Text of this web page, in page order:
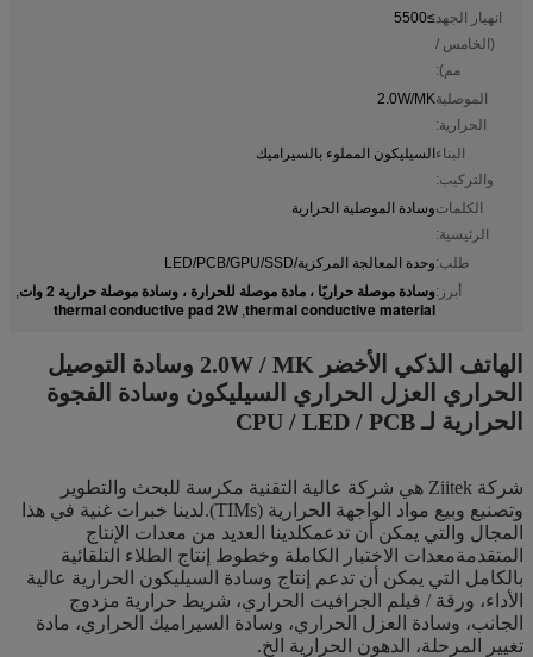
انهيار الجهد
(الخامس /
مم):
≥5500
الموصلية
الحرارية:
2.0W/MK
البناء
والتركيب:
السيليكون المملوء بالسيراميك
الكلمات
الرئيسية:
وسادة الموصلية الحرارية
طلب:وحدة المعالجة المركزية/LED/PCB/GPU/SSD
أبرز:وسادة موصلة حراريًا ، مادة موصلة للحرارة ، وسادة موصلة حرارية 2 وات ,
thermal conductive material
,
thermal conductive pad 2W
الهاتف الذكي الأخضر 2.0W / MK وسادة التوصيل
الحراري العزل الحراري السيليكون وسادة الفجوة
الحرارية لـ CPU / LED / PCB
شركة Ziitek هي شركة عالية التقنية مكرسة للبحث والتطوير
وتصنيع وبيع مواد الواجهة الحرارية (TIMs).لدينا خبرات غنية في هذا
المجال والتي يمكن أن تدعمكلدينا العديد من معدات الإنتاج
المتقدمةمعدات الاختبار الكاملة وخطوط إنتاج الطلاء التلقائية
بالكامل التي يمكن أن تدعم إنتاج وسادة السيليكون الحرارية عالية
الأداء، ورقة / فيلم الجرافيت الحراري، شريط حرارية مزدوج
الجانب، وسادة العزل الحراري، وسادة السيراميك الحراري، مادة
تغيير المرحلة، الدهون الحرارية الخ.